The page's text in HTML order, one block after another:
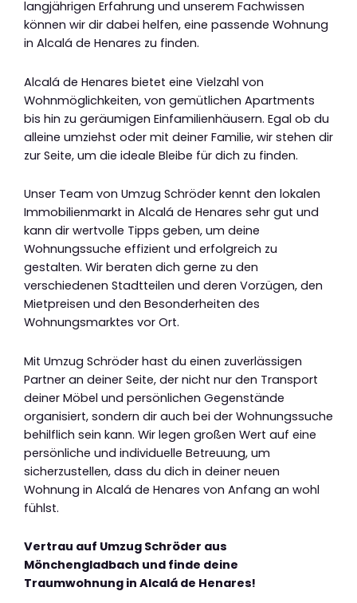
langjährigen Erfahrung und unserem Fachwissen
können wir dir dabei helfen, eine passende Wohnung
in Alcalá de Henares zu finden.
Alcalá de Henares bietet eine Vielzahl von
Wohnmöglichkeiten, von gemütlichen Apartments
bis hin zu geräumigen Einfamilienhäusern. Egal ob du
alleine umziehst oder mit deiner Familie, wir stehen dir
zur Seite, um die ideale Bleibe für dich zu finden.
Unser Team von Umzug Schröder kennt den lokalen
Immobilienmarkt in Alcalá de Henares sehr gut und
kann dir wertvolle Tipps geben, um deine
Wohnungssuche effizient und erfolgreich zu
gestalten. Wir beraten dich gerne zu den
verschiedenen Stadtteilen und deren Vorzügen, den
Mietpreisen und den Besonderheiten des
Wohnungsmarktes vor Ort.
Mit Umzug Schröder hast du einen zuverlässigen
Partner an deiner Seite, der nicht nur den Transport
deiner Möbel und persönlichen Gegenstände
organisiert, sondern dir auch bei der Wohnungssuche
behilflich sein kann. Wir legen großen Wert auf eine
persönliche und individuelle Betreuung, um
sicherzustellen, dass du dich in deiner neuen
Wohnung in Alcalá de Henares von Anfang an wohl
fühlst.
Vertrau auf Umzug Schröder aus
Mönchengladbach und finde deine
Traumwohnung in Alcalá de Henares!